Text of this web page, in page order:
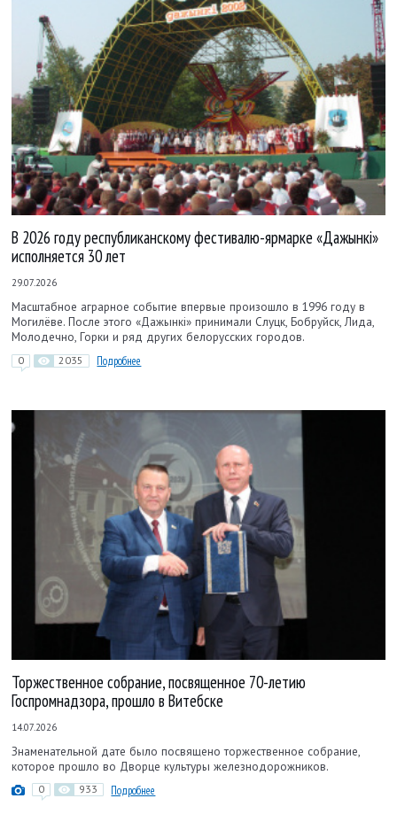
В 2026 году республиканскому фестивалю-ярмарке «Дажынкі»
исполняется 30 лет
29.07.2026
Масштабное аграрное событие впервые произошло в 1996 году в
Могилёве. После этого «Дажынкі» принимали Слуцк, Бобруйск, Лида,
Молодечно, Горки и ряд других белорусских городов.
0 2035 Подробнее
Торжественное собрание, посвященное 70-летию
Госпромнадзора, прошло в Витебске
14.07.2026
Знаменательной дате было посвящено торжественное собрание,
которое прошло во Дворце культуры железнодорожников.
0 933 Подробнее